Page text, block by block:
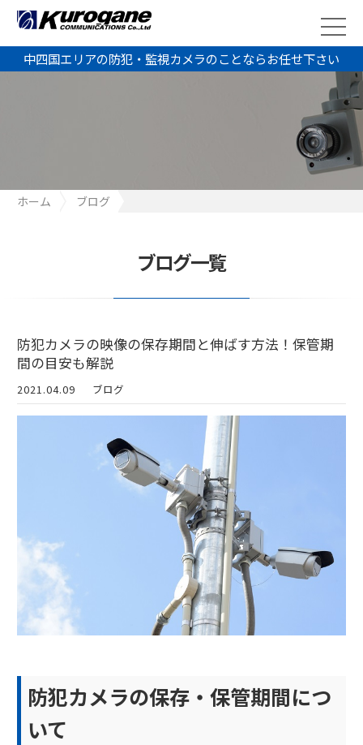
中四国エリアの防犯・監視カメラのことならお任せ下さい
ホーム
ブログ
ブログ一覧
防犯カメラの映像の保存期間と伸ばす方法！保管期
間の目安も解説
2021.04.09 ブログ
防犯カメラの保存・保管期間につ
いて